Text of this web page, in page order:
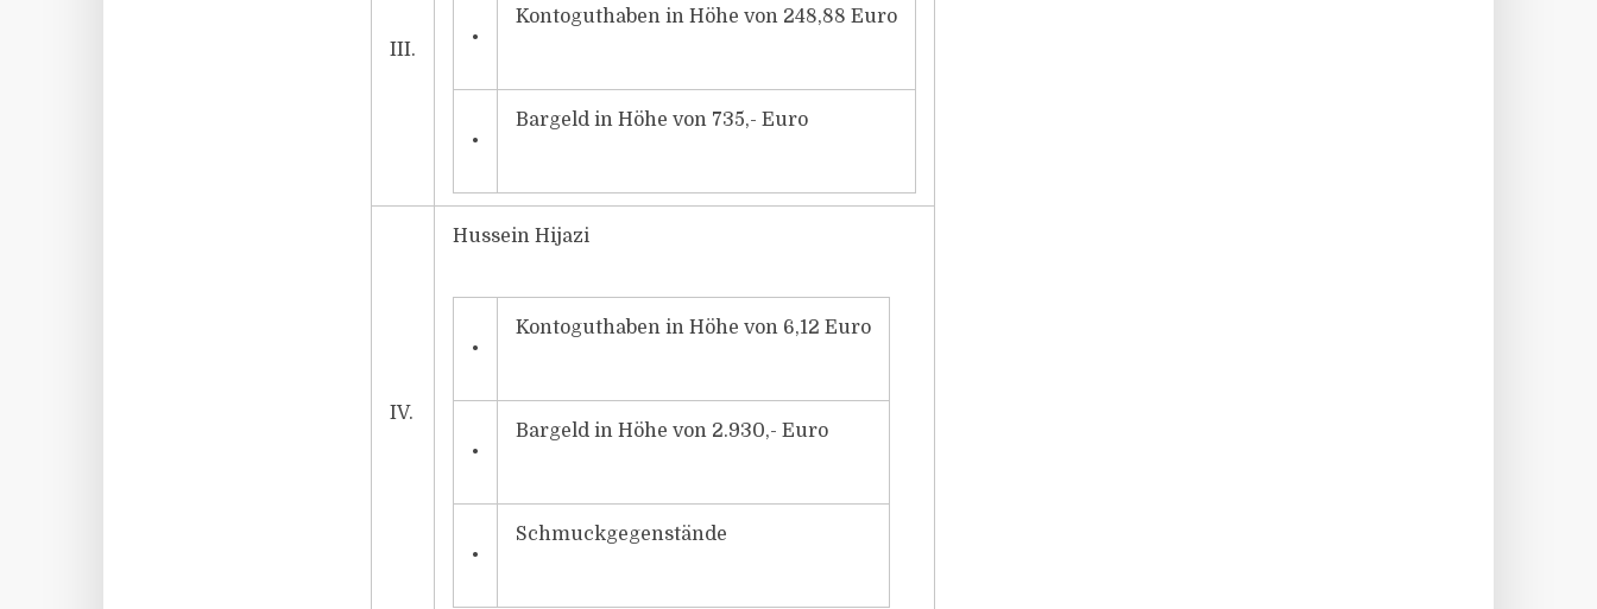
III.
•
Kontoguthaben in Höhe von 248,88 Euro
•
Bargeld in Höhe von 735,- Euro
IV.
Hussein Hijazi
•
Kontoguthaben in Höhe von 6,12 Euro
•
Bargeld in Höhe von 2.930,- Euro
•
Schmuckgegenstände